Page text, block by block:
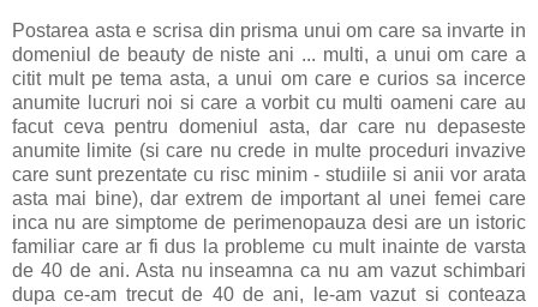
Postarea asta e scrisa din prisma unui om care sa invarte in
domeniul de beauty de niste ani ... multi, a unui om care a
citit mult pe tema asta, a unui om care e curios sa incerce
anumite lucruri noi si care a vorbit cu multi oameni care au
facut ceva pentru domeniul asta, dar care nu depaseste
anumite limite (si care nu crede in multe proceduri invazive
care sunt prezentate cu risc minim - studiile si anii vor arata
asta mai bine), dar extrem de important al unei femei care
inca nu are simptome de perimenopauza desi are un istoric
familiar care ar fi dus la probleme cu mult inainte de varsta
de 40 de ani. Asta nu inseamna ca nu am vazut schimbari
dupa ce-am trecut de 40 de ani, le-am vazut si conteaza